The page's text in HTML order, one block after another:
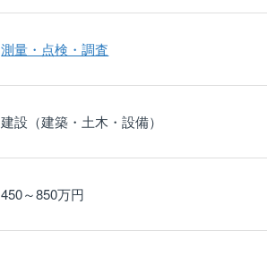
測量・点検・調査
建設（建築・土木・設備）
450～850万円